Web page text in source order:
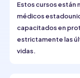
Estos cursos están
médicos
capacitados en
estrictamente las
vidas.